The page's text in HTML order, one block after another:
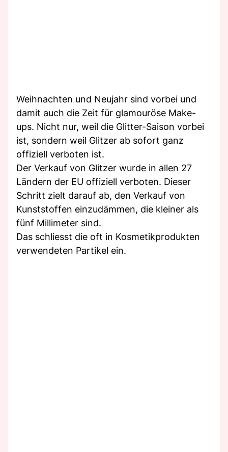
Weihnachten und Neujahr sind vorbei und
damit auch die Zeit für glamouröse Make-
ups. Nicht nur, weil die Glitter-Saison vorbei
ist, sondern weil Glitzer ab sofort ganz
offiziell verboten ist.
Der Verkauf von Glitzer wurde in allen 27
Ländern der EU offiziell verboten. Dieser
Schritt zielt darauf ab, den Verkauf von
Kunststoffen einzudämmen, die kleiner als
fünf Millimeter sind.
Das schliesst die oft in Kosmetikprodukten
verwendeten Partikel ein.